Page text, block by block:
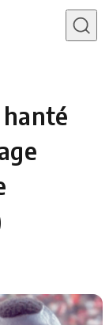
hanté